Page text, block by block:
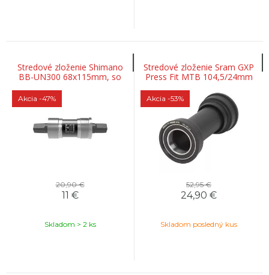
Stredové zloženie Shimano
BB-UN300 68x115mm, so
Akcia -47%
20,90 €
11 €
Skladom > 2 ks
Stredové zloženie Sram GXP
Press Fit MTB 104,5/24mm
Akcia -53%
52,95 €
24,90 €
Skladom posledný kus